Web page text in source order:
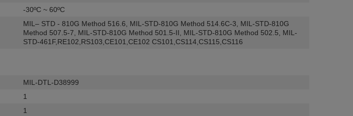
-30ºC ~ 60ºC
MIL– STD - 810G Method 516.6 MIL-STD-810G Method 514.6C-3
MIL-STD-810G
Method 507.5-7
MIL-STD-810G Method 501.5-II MIL-STD-810G Method 502.5
MIL-
STD-461F,RE102,RS103,CE101,CE102 CS101,CS114,CS115,CS116
MIL-DTL-D38999
1
1